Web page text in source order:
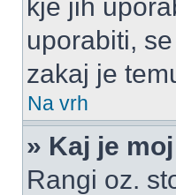
kje jih
uporabiti,
zakaj je
Na vrh
» Kaj je
Rangi oz.